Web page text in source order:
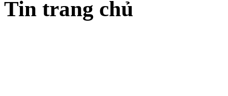
Tin trang chủ